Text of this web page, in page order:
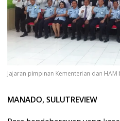
Jajaran pimpinan Kementerian dan
MANADO, SULUTREVIEW